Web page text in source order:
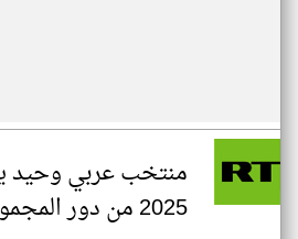
منتخب عربي وحيد
2025 من دور المجموعات